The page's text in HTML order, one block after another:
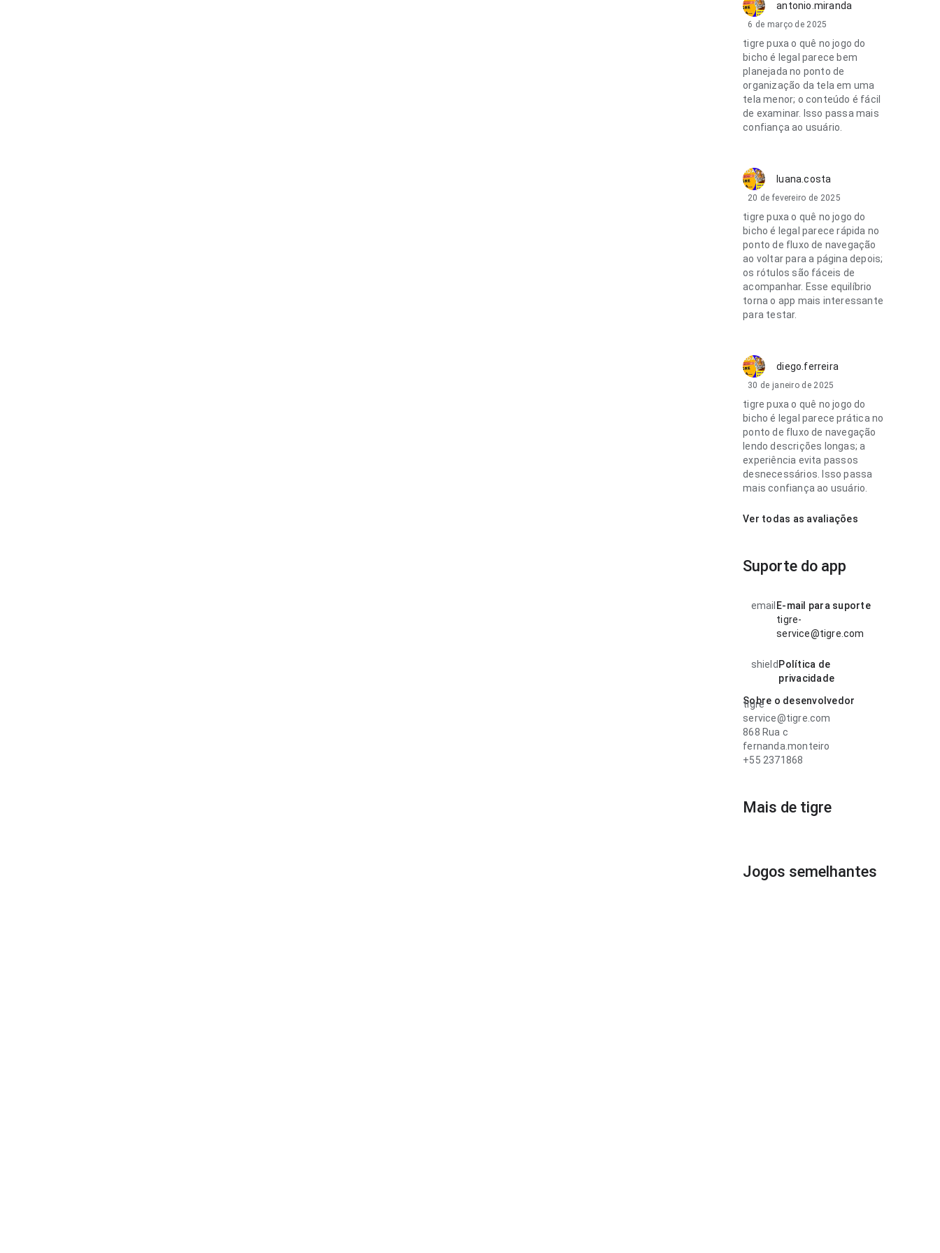
antonio.miranda
6 de março de 2025
tigre puxa o quê no jogo do
bicho é legal parece bem
planejada no ponto de
organização da tela em uma
tela menor; o conteúdo é fácil
de examinar. Isso passa mais
confiança ao usuário.
luana.costa
20 de fevereiro de 2025
tigre puxa o quê no jogo do
bicho é legal parece rápida no
ponto de fluxo de navegação
ao voltar para a página depois;
os rótulos são fáceis de
acompanhar. Esse equilíbrio
torna o app mais interessante
para testar.
diego.ferreira
30 de janeiro de 2025
tigre puxa o quê no jogo do
bicho é legal parece prática no
ponto de fluxo de navegação
lendo descrições longas; a
experiência evita passos
desnecessários. Isso passa
mais confiança ao usuário.
Ver todas as avaliações
Suporte do app
email E-mail para suporte
tigre-
service@tigre.com
shield Política de
privacidade
Sobre o desenvolvedor
tigre
service@tigre.com
868 Rua c
fernanda.monteiro
+55 2371868
Mais de tigre
Jogos semelhantes